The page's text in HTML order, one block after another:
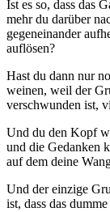
Ist es so, dass das
mehr du darüber
gegeneinander
auflösen?
Hast du dann nur
weinen, weil der
verschwunden ist,
Und du den Kopf
und die Gedanken
auf dem deine
Und der einzige
ist, dass das